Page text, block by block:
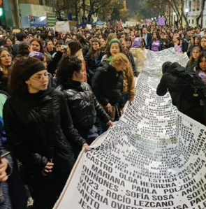
con un crecimiento de más del 60%
cuando se habían registrado 140
relevamiento, de un aumento
cualitativamente distinto a la
los años anteriores”.
La violencia por odio hacia el
intensificó en un contexto de
políticas públicas, vaciamiento de
protección, paralización de la agenda
materia de derechos y consolidación
fascistas que estigmatizan a la